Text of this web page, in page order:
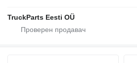
TruckParts Eesti OÜ